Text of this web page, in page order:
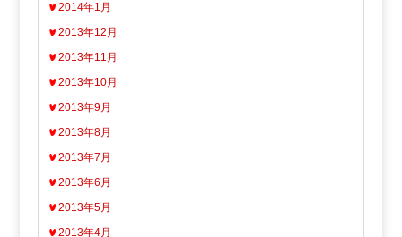
2014年1月
2013年12月
2013年11月
2013年10月
2013年9月
2013年8月
2013年7月
2013年6月
2013年5月
2013年4月